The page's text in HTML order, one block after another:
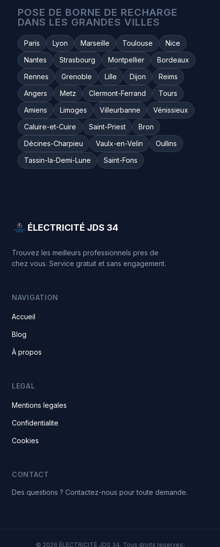
POSE DE BORNE DE RECHARGE
DANS LES GRANDES VILLES
Paris Lyon Marseille Toulouse
Nice
Nantes
Strasbourg Montpellier
Bordeaux
Rennes
Grenoble Lille Dijon
Reims
Angers
Metz Clermont-Ferrand
Tours
Amiens
Limoges Villeurbanne
Vénissieux
Caluire-et-Cuire
Saint-Priest
Bron
Décines-Charpieu
Vaulx-en-Velin
Oullins
Tassin-la-Demi-Lune
Saint-Fons
ÉLECTRICITÉ JDS 34
Trouvez les meilleurs professionnels pres de
chez vous. Service gratuit et sans engagement.
NAVIGATION
Accueil
Blog
À propos
LEGAL
Mentions legales
Confidentialite
Cookies
CONTACT
Des questions ? Contactez-nous pour toute demande.
© 2026 ÉLECTRICITÉ JDS 34. Tous droits reserves.